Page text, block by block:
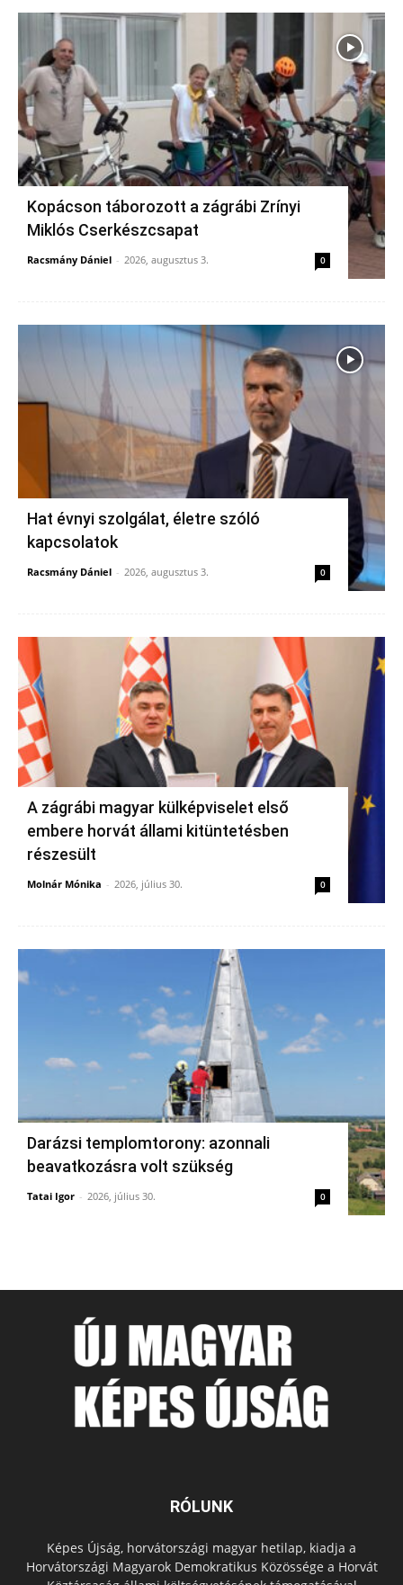
Kopácson táborozott a zágrábi Zrínyi
Miklós Cserkészcsapat
Racsmány Dániel - 2026, augusztus 3. 0
Hat évnyi szolgálat, életre szóló
kapcsolatok
Racsmány Dániel - 2026, augusztus 3. 0
A zágrábi magyar külképviselet első
embere horvát állami kitüntetésben
részesült
Molnár Mónika - 2026, július 30. 0
Darázsi templomtorony: azonnali
beavatkozásra volt szükség
Tatai Igor - 2026, július 30. 0
RÓLUNK
Képes Újság, horvátországi magyar hetilap, kiadja a
Horvátországi Magyarok Demokratikus Közössége a Horvát